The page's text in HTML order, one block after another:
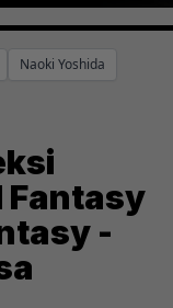
Naoki Yoshida
Fantasy
-